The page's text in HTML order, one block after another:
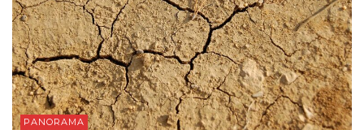
PANORAMA